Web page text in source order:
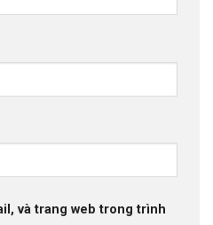
và trang web trong trình